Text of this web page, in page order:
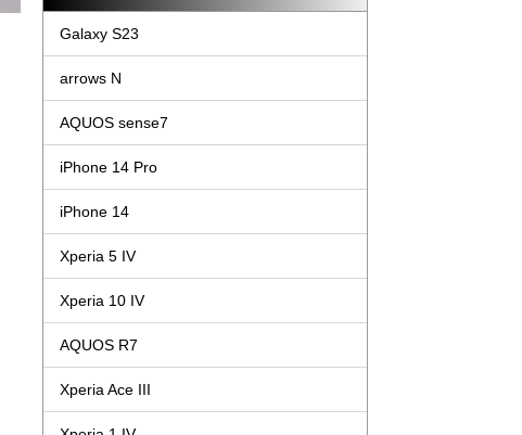
Galaxy S23
arrows N
AQUOS sense7
iPhone 14 Pro
iPhone 14
Xperia 5 IV
Xperia 10 IV
AQUOS R7
Xperia Ace III